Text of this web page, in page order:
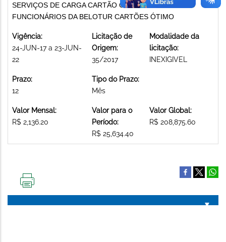
SERVIÇOS DE CARGA CARTÃO ÓTIMO PARA
FUNCIONÁRIOS DA BELOTUR CARTÕES ÓTIMO
Vigência:
24-JUN-17 a 23-JUN-
22
Licitação de
Origem:
35/2017
Modalidade da
licitação:
INEXIGIVEL
Prazo:
12
Tipo do Prazo:
Mês
Valor Mensal:
R$ 2,136.20
Valor para o
Período:
R$ 25,634.40
Valor Global:
R$ 208,875.60
PÁGINA